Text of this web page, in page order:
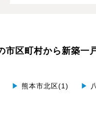
市区町村から新築一
▶ 熊本市北区(1) ▶